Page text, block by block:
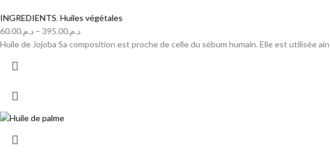
INGREDIENTS, Huiles végétales
د.م.60.00 – د.م.395.00
Huile de Jojoba Sa composition est proche de celle du sébum humain. Elle est utilisée